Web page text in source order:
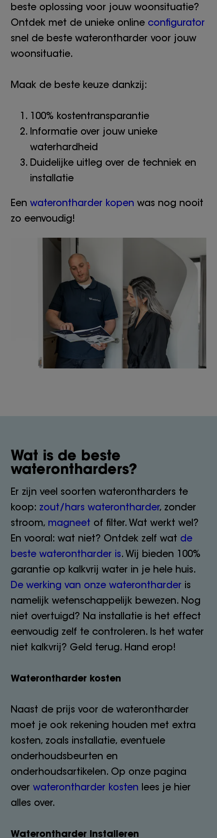
beste oplossing voor jouw woonsituatie?
Ontdek met de unieke online configurator
snel de beste waterontharder voor jouw
woonsituatie.
Maak de beste keuze dankzij:
100% kostentransparantie
Informatie over jouw unieke
waterhardheid
Duidelijke uitleg over de techniek en
installatie
Eenwaterontharder kopen was nog nooit
zo eenvoudig!
Wat is de beste
waterontharders?
Er zijn veel soorten waterontharders te
koop: zout/hars waterontharder, zonder
stroom, magneet of filter. Wat werkt wel?
En vooral: wat niet? Ontdek zelf wat de
beste waterontharder is. Wij bieden 100%
garantie op kalkvrij water in je hele huis.
De werking van onze waterontharder is
namelijk wetenschappelijk bewezen. Nog
niet overtuigd? Na installatie is het effect
eenvoudig zelf te controleren. Is het water
niet kalkvrij? Geld terug. Hand erop!
Waterontharder kosten
Naast de prijs voor de waterontharder
moet je ook rekening houden met extra
kosten, zoals installatie, eventuele
onderhoudsbeurten en
onderhoudsartikelen. Op onze pagina
overwaterontharder kosten lees je hier
alles over.
Waterontharder installeren